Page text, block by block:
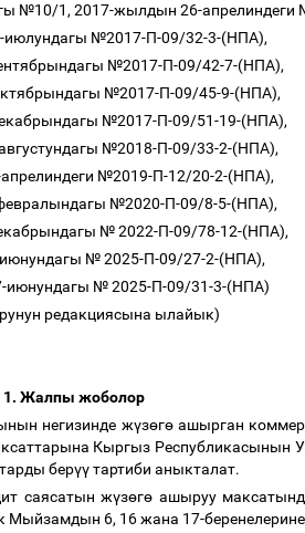
№10/1, 2017-жылдын 26-апрелиндеги
№2017-П-09/32-3-(НПА),
№2017-П-09/42-7-(НПА),
№2017-П-09/45-9-(НПА),
№2017-П-09/51-19-(НПА),
№2018-П-09/33-2-(НПА),
№2019-П-12/20-2-(НПА),
№2020-П-09/8-5-(НПА),
№ 2022-П-09/78-12-(НПА),
№ 2025-П-09/27-2-(НПА),
июнундагы № 2025-П-09/31-3-(НПА)
редакциясына ылайык)
1. Жалпы жоболор
негизинде жүзөгөашырган
Кыргыз Республикасынын
берүүтартиби аныкталат.
саясатын жүзөгө ашыруу
Мыйзамдын 6, 16 жана 17-